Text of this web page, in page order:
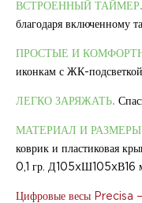
ВСТРОЕННЫЙ ТАЙМЕР.
благодаря включенному
ПРОСТЫЕ И
иконкам с ЖК-
ЛЕГКО ЗАРЯЖАТЬ.
МАТЕРИАЛ И РАЗМЕРЫ
коврик и пластиковая
0,1 гр. Д105xШ105xВ16
Цифровые весы Precisa –